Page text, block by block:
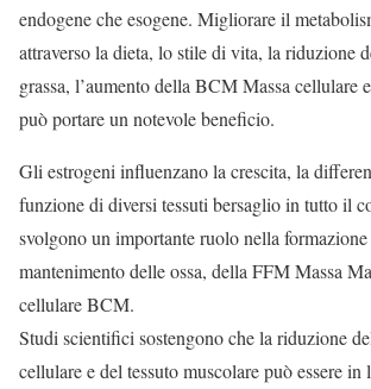
endogene che esogene. Migliorare il
attraverso la dieta, lo stile di vita, la riduzione
grassa, l’aumento della BCM Massa cellulare
può portare un notevole beneficio.
Gli estrogeni influenzano la crescita, la
funzione di diversi tessuti bersaglio in tutto il
svolgono un importante ruolo nella formazione
mantenimento delle ossa, della FFM Massa
cellulare BCM.
Studi scientifici sostengono che la riduzione
cellulare e del tessuto muscolare può essere in